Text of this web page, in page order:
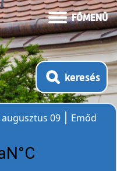
FŐMENÜ
keresés
augusztus 09
Emőd